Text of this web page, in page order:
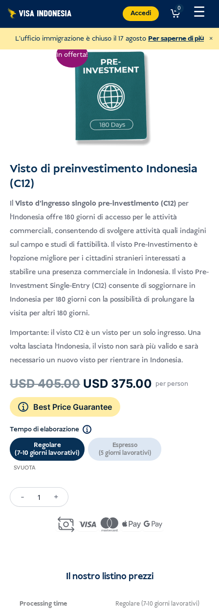
Vai
contenuto
Accedi
0 ☰
L'ufficio immigrazione è chiuso il 17 agosto Per saperne di più ×
In offerta!
Visto di preinvestimento Indonesia
(C12)
Il Visto d'ingresso singolo pre-investimento (C12) per
l'Indonesia offre 180 giorni di accesso per le attività
commerciali, consentendo di svolgere attività quali indagini
sul campo e studi di fattibilità. Il visto Pre-Investimento è
l'opzione migliore per i cittadini stranieri interessati a
stabilire una presenza commerciale in Indonesia. Il visto Pre-
Investment Single-Entry (C12) consente di soggiornare in
Indonesia per 180 giorni con la possibilità di prolungare la
visita per altri 180 giorni.
Importante: il visto C12 è un visto per un solo ingresso. Una
volta lasciata l'Indonesia, il visto non sarà più valido e sarà
necessario un nuovo visto per rientrare in Indonesia.
USD405.00 Il
prezzo
originale
era:
USD 405.00.
USD 375.00 Il
USD
per person
Best Price Guarantee
Tempo di elaborazione
Regolare
(7-10 giorni lavorativi)
Espresso
(5 giorni lavorativi)
SVUOTA
-
Pre-
+
Il nostro listino prezzi
Tempo di
Regolare (7-10 giorni lavorativi)